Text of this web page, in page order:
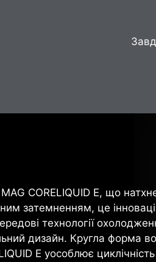
MAG CORELIQUID E, що
затемненням, це
технології
дизайн. Кругла форма
E уособлює